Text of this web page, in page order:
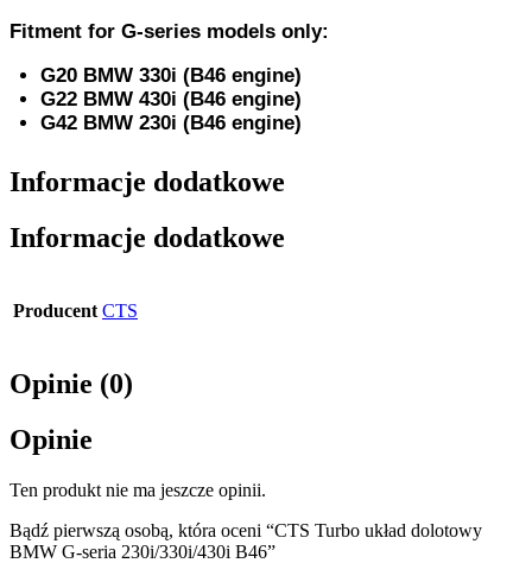
Fitment for G-series models only:
G20 BMW 330i (B46 engine)
G22 BMW 430i (B46 engine)
G42 BMW 230i (B46 engine)
Informacje dodatkowe
Informacje dodatkowe
Producent CTS
Opinie (0)
Opinie
Ten produkt nie ma jeszcze opinii.
Bądź pierwszą osobą, która oceni “CTS Turbo układ dolotowy
BMW G-seria 230i/330i/430i B46”